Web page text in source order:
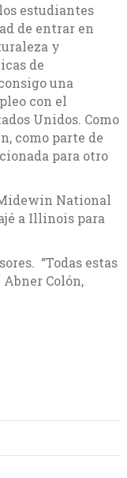
estudiantes
de entrar en
y
de
una
con el
Unidos. Como
como parte de
para otro
National
a Illinois para
“Todas estas
Colón,